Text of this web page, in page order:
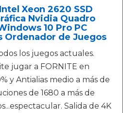
Xeon 2620 SSD
Nvidia Quadro
10 Pro PC
Ordenador de Juegos
los juegos actuales.
jugar a FORNITE en
y Antialias medio a más de
de 1680 a más de
Salida de 4K